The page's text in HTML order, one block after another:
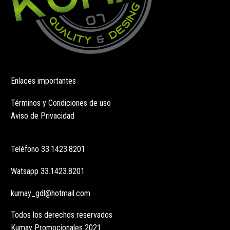
Enlaces importantes
Términos y Condiciones de uso
Aviso de Privacidad
Teléfono 33.1423.8201
Watsapp 33.1423.8201
kumay_gdl@hotmail.com
Todos los derechos reservados
Kumay Promocionales 2021